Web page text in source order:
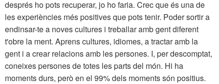
després ho pots recuperar, jo ho faria. Crec que és una de
les experiències més positives que pots tenir. Poder sortir a
endinsar-te a noves cultures i treballar amb gent diferent
t'obre la ment. Aprens cultures, idiomes, a tractar amb la
gent i a crear relacions amb les persones. I, per descomptat,
coneixes persones de totes les parts del món. Hi ha
moments durs, però en el 99% dels moments són positius.